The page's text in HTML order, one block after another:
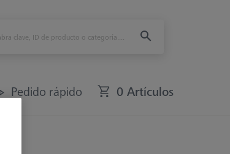
Pedido rápido 0 Artículos